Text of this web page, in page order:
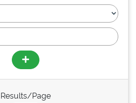
Results/Page